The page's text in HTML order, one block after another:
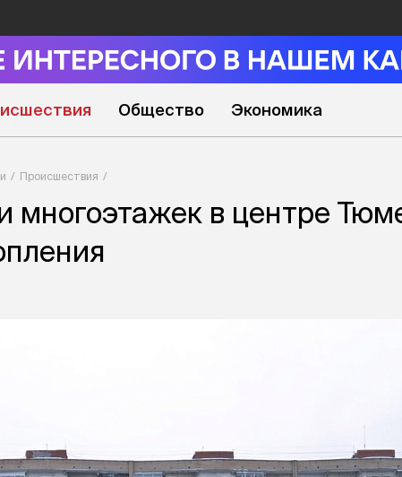
Общество Экономика
Происшествия
многоэтажек в центре